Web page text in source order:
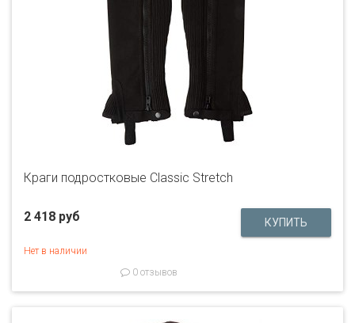
Краги подростковые Classic Stretch
2 418 руб
Нет в наличии
0 отзывов